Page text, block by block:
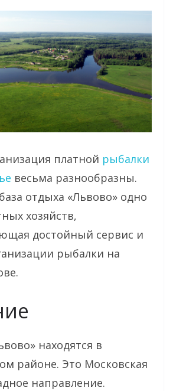
платной рыбалки
весьма разнообразны.
отдыха «Львово» одно
хозяйств,
достойный сервис и
рыбалки на
находятся в
районе. Это Московская
направление.